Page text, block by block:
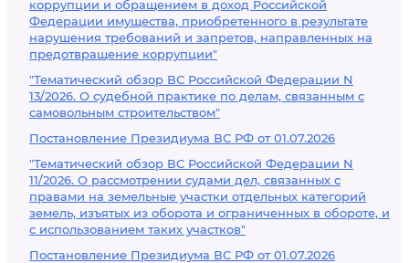
коррупции и обращением в доход Российской
Федерации имущества, приобретенного в результате
нарушения требований и запретов, направленных на
предотвращение коррупции"
"Тематический обзор ВС Российской Федерации N
13/2026. О судебной практике по делам, связанным с
самовольным строительством"
Постановление Президиума ВС РФ от 01.07.2026
"Тематический обзор ВС Российской Федерации N
11/2026. О рассмотрении судами дел, связанных с
правами на земельные участки отдельных категорий
земель, изъятых из оборота и ограниченных в обороте, и
с использованием таких участков"
Постановление Президиума ВС РФ от 01.07.2026